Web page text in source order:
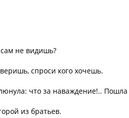
не видишь?
спроси кого хочешь.
что за наваждение!..
из братьев.